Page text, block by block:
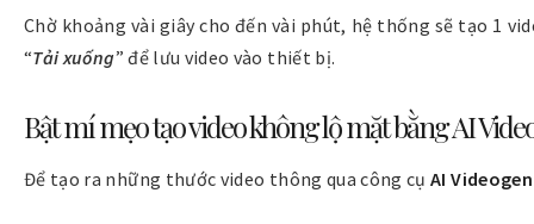
Chờ khoảng vài giây cho đến vài phút, hệ thống sẽ tạo 1
“Tải xuống” để lưu video vào thiết bị.
Bật mí mẹo tạo video không lộ mặt bằng AI
Để tạo ra những thước video thông qua công cụAI Videogen